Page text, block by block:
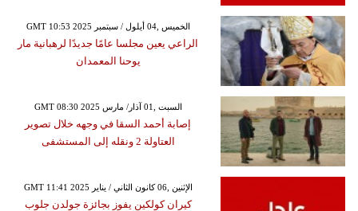
GMT 10:53 2025 الخميس ,04 أيلول / سبتمبر
الراعي يعين مجلسا عامًا جديدًا لرهبانية مار
يوحنا المعمدان
GMT 08:30 2025 السبت ,01 آذار/ مارس
إصابة أحمد السقا في وجهه خلال تصوير
العتاولة 2 ونقله إلى المستشفى
GMT 11:41 2025 الإثنين ,06 كانون الثاني / يناير
كيران كولكين يفوز بجائزة جولدن جلوب